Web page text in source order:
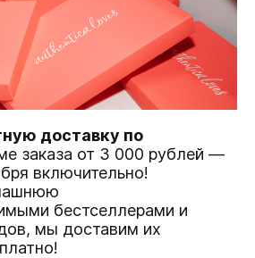
доставку по
заказа от 3 000 рублей —
включительно!
бестселлерами и
мы доставим их